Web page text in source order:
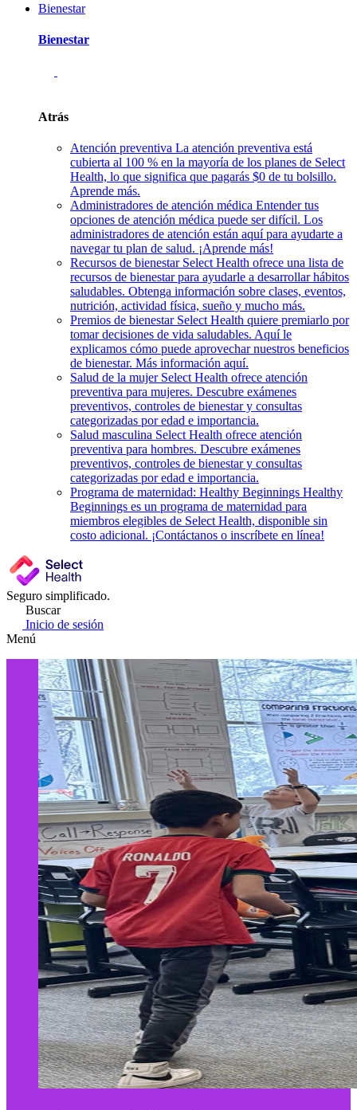
Bienestar
Bienestar
Atrás
Atención preventiva La atención preventiva está
cubierta al 100 % en la mayoría de los planes de Select
Health, lo que significa que pagarás $0 de tu bolsillo.
Aprende más.
Administradores de atención médica Entender tus
opciones de atención médica puede ser difícil. Los
administradores de atención están aquí para ayudarte a
navegar tu plan de salud. ¡Aprende más!
Recursos de bienestar Select Health ofrece una lista de
recursos de bienestar para ayudarle a desarrollar hábitos
saludables. Obtenga información sobre clases, eventos,
nutrición, actividad física, sueño y mucho más.
Premios de bienestar Select Health quiere premiarlo por
tomar decisiones de vida saludables. Aquí le
explicamos cómo puede aprovechar nuestros beneficios
de bienestar. Más información aquí.
Salud de la mujer Select Health ofrece atención
preventiva para mujeres. Descubre exámenes
preventivos, controles de bienestar y consultas
categorizadas por edad e importancia.
Salud masculina Select Health ofrece atención
preventiva para hombres. Descubre exámenes
preventivos, controles de bienestar y consultas
categorizadas por edad e importancia.
Programa de maternidad: Healthy Beginnings Healthy
Beginnings es un programa de maternidad para
miembros elegibles de Select Health, disponible sin
costo adicional. ¡Contáctanos o inscríbete en línea!
Seguro simplificado.
Buscar
Inicio de sesión
Menú